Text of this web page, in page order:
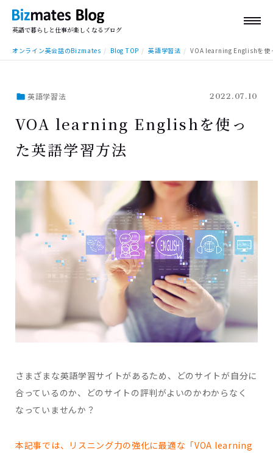
英語で暮らしと仕事が楽しくなるブログ
オンライン英会話のBizmates Blog TOP 英語学習法 VOA learning Englishを使
英語学習法 2022.07.10
VOA learning Englishを使っ
た英語学習方法
さまざまな英語学習サイトがあるため、どのサイトが自分に
合っているのか、どのサイトの評判がよいのかわからなく
なっていませんか？
本記事では、リスニング力の強化に最適な「VOA learning